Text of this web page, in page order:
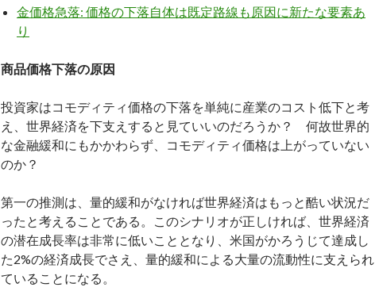
金価格急落: 価格の下落自体は既定路線も原因に新たな要素あ
り
商品価格下落の原因
投資家はコモディティ価格の下落を単純に産業のコスト低下と考
え、世界経済を下支えすると見ていいのだろうか？ 何故世界的
な金融緩和にもかかわらず、コモディティ価格は上がっていない
のか？
第一の推測は、量的緩和がなければ世界経済はもっと酷い状況だ
ったと考えることである。このシナリオが正しければ、世界経済
の潜在成長率は非常に低いこととなり、米国がかろうじて達成し
た2%の経済成長でさえ、量的緩和による大量の流動性に支えられ
ていることになる。